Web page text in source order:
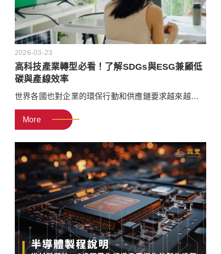
2026-03-23
高科技產業轉型必看！了解SDGs與ESG兼顧低
碳與產線效率
世界各國也對企業的環保行動和供應鏈要求越來越嚴
格，SDGs和ESG不再只是企業形象口號。接下來，帶
你看懂什麼是「SDGs永續發展目標」？跟「ESG永續
發展」又有什麼關係？
也看看企業實務上可以怎麼
做。
More